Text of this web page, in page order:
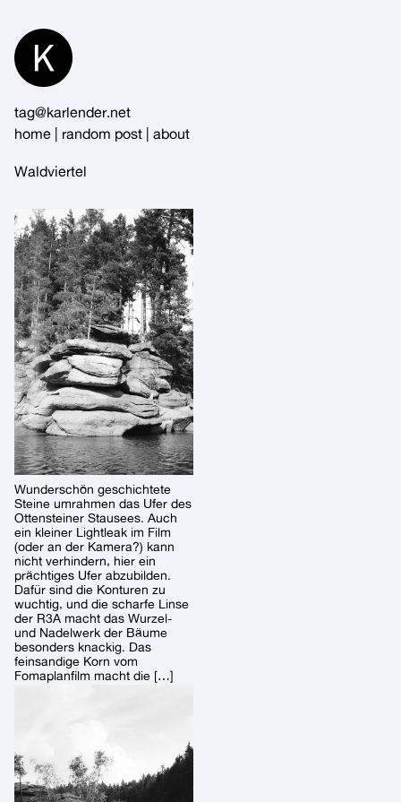
Content
tag@karlender.net
home
random post about
Waldviertel
Wunderschön geschichtete
Steine umrahmen das Ufer des
Ottensteiner Stausees. Auch
ein kleiner Lightleak im Film
(oder an der Kamera?) kann
nicht verhindern, hier ein
prächtiges Ufer abzubilden.
Dafür sind die Konturen zu
wuchtig, und die scharfe Linse
der R3A macht das Wurzel-
und Nadelwerk der Bäume
besonders knackig. Das
feinsandige Korn vom
Fomaplanfilm macht die […]